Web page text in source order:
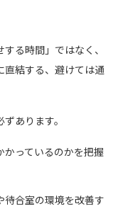
る時間」ではなく、
直結する、避けては通
あります。
かっているのかを把握
待合室の環境を改善す